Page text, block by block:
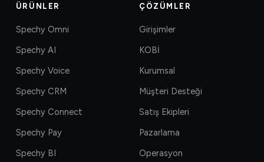
ÜRÜNLER
Spechy Omni
Spechy AI
Spechy Voice
Spechy CRM
Spechy Connect
Spechy Pay
Spechy BI
ÇÖZÜMLER
Girişimler
KOBİ
Kurumsal
Müşteri Desteği
Satış Ekipleri
Pazarlama
Operasyon